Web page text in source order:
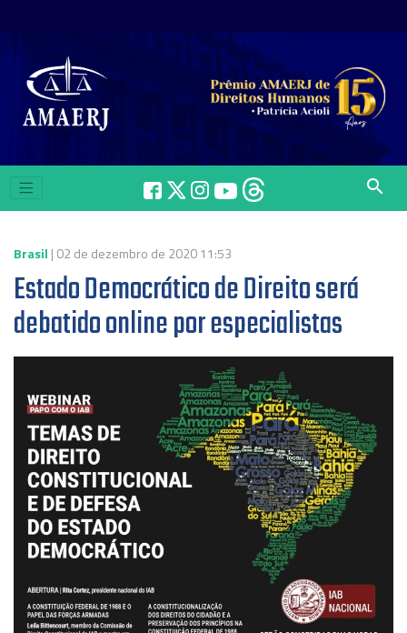
search
Brasil | 02 de dezembro de 2020 11:53
Estado Democrático de Direito será
debatido online por especialistas